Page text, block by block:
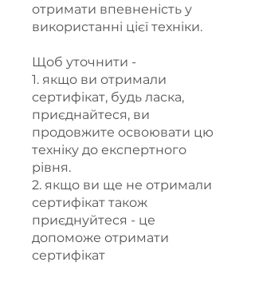
отримати впевненість у
використанні цієї техніки.
Щоб уточнити -
1. якщо ви отримали
сертифікат, будь ласка,
приєднайтеся, ви
продовжите освоювати цю
техніку до експертного
рівня.
2. якщо ви ще не отримали
сертифікат також
приєднуйтеся - це
допоможе отримати
сертифікат